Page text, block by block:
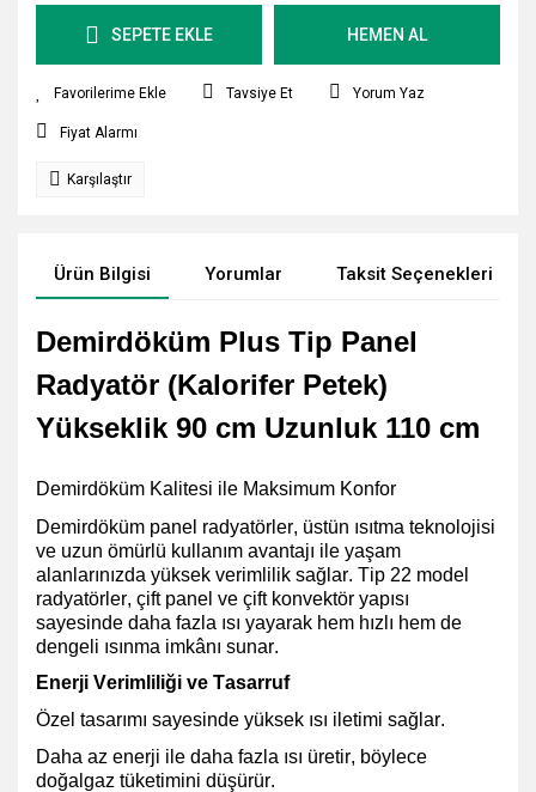
SEPETE EKLE HEMEN AL
Tavsiye Et Yorum Yaz
Fiyat Alarmı
Karşılaştır
Ürün Bilgisi Yorumlar Taksit Seçenekleri
Demirdöküm Plus Tip Panel
Radyatör (Kalorifer Petek)
Yükseklik 90 cm Uzunluk 110 cm
Demirdöküm Kalitesi ile Maksimum Konfor
Demirdöküm panel radyatörler, üstün ısıtma teknolojisi
ve uzun ömürlü kullanım avantajı ile yaşam
alanlarınızda yüksek verimlilik sağlar. Tip 22 model
radyatörler, çift panel ve çift konvektör yapısı
sayesinde daha fazla ısı yayarak hem hızlı hem de
dengeli ısınma imkânı sunar.
Enerji Verimliliği ve Tasarruf
Özel tasarımı sayesinde yüksek ısı iletimi sağlar.
Daha az enerji ile daha fazla ısı üretir, böylece
doğalgaz tüketimini düşürür.